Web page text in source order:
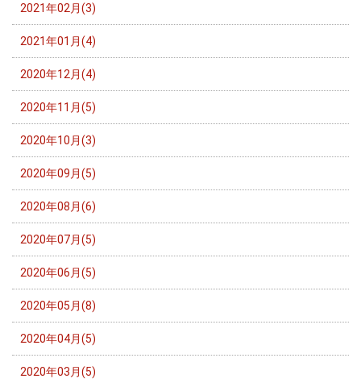
2021年02月(3)
2021年01月(4)
2020年12月(4)
2020年11月(5)
2020年10月(3)
2020年09月(5)
2020年08月(6)
2020年07月(5)
2020年06月(5)
2020年05月(8)
2020年04月(5)
2020年03月(5)